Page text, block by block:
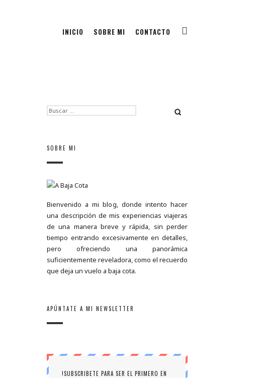
INICIO SOBRE MI CONTACTO
BUSCAR:
SOBRE MI
Bienvenido a mi blog, donde intento hacer
una descripción de mis experiencias viajeras
de una manera breve y rápida, sin perder
tiempo entrando excesivamente en detalles,
pero ofreciendo una panorámica
suficientemente reveladora, como el recuerdo
que deja un vuelo a baja cota.
APÚNTATE A MI NEWSLETTER
!SUBSCRIBETE PARA SER EL PRIMERO EN